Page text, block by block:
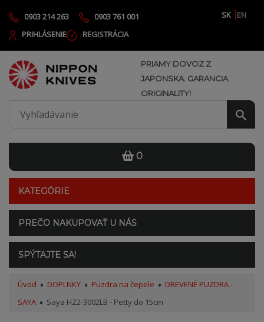
0903 214 263 0903 761 001 SK
EN
PRIHLÁSENIE
REGISTRÁCIA
PRIAMY DOVOZ Z
JAPONSKA. GARANCIA
ORIGINALITY!
0
KATEGÓRIE
PREČO NAKUPOVAŤ U NÁS
SPÝTAJTE SA!
Úvod DOPLNKY Puzdra na čepele
DREVENÉ PUZDRA -
SAYA
Saya HZ2-3002LB - Petty do 15cm